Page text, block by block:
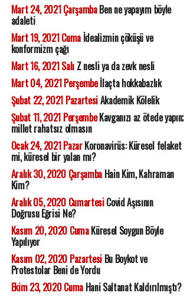
Mart 24, 2021 ÇarşambaBen ne yapayım böyle
adaleti
Mart 19, 2021 Cumaİdealizmin çöküşü ve
konformizm çağı
Mart 16, 2021 SalıZ nesli ya da zevk nesli
Mart 04, 2021 Perşembeİlaçta hokkabazlık
Şubat 22, 2021 PazartesiAkademik Kölelik
Şubat 11, 2021 PerşembeKavganızı az ötede yapın;
millet rahatsız olmasın
Ocak 24, 2021 PazarKoronavirüs: Küresel felaket
mi, küresel bir yalan mı?
Aralık 30, 2020 ÇarşambaHain Kim, Kahraman
Kim?
Aralık 05, 2020 CumartesiCovid Aşısının
Doğrusu Eğrisi Ne?
Kasım 20, 2020 CumaKüresel Soygun Böyle
Yapılıyor
Kasım 02, 2020 PazartesiBu Boykot ve
Protestolar Beni de Yordu
Ekim 23, 2020 CumaHani Saltanat Kaldırılmıştı?